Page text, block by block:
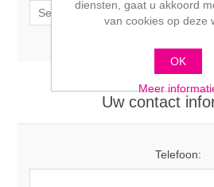
Uw contact
Telefoon:
diensten, gaat u akkoord
van cookies op deze
OK
Meer